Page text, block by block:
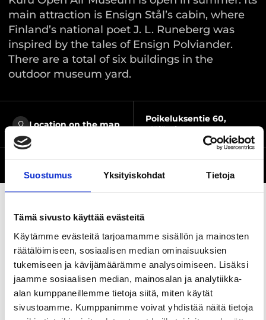
Suostumus Yksityiskohdat Tietoja
Tämä sivusto käyttää evästeitä
Käytämme evästeitä tarjoamamme sisällön ja mainosten
räätälöimiseen, sosiaalisen median ominaisuuksien
tukemiseen ja kävijämäärämme analysoimiseen. Lisäksi
jaamme sosiaalisen median, mainosalan ja analytiikka-
alan kumppaneillemme tietoja siitä, miten käytät
sivustoamme. Kumppanimme voivat yhdistää näitä tietoja
main attraction is Ensign Stål’s cabin, where
Finland’s national poet J. L. Runeberg was
inspired by the tales of Ensign Polviander.
There are a total of six buildings in the
outdoor museum yard.
Location on the map
Poikeluksentie 60,
Ylöjärvi
Share this page
Kuru Open Air Museum is open in summer. Its
main attraction is Ensign Stål’s cabin, where
Finland’s national poet J. L. Runeberg was inspired
by the tales of Ensign Polviander. There are a total